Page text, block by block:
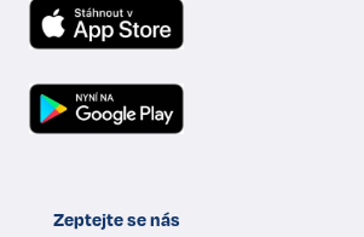
Zeptejte se nás